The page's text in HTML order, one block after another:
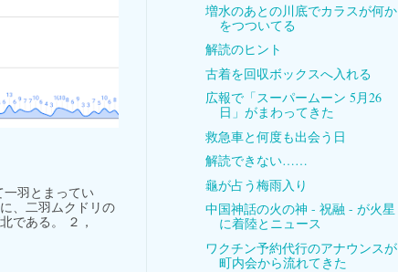
羽とまってい
、二羽ムクドリの
である。 ２，
増水のあとの川底でカラスが何か
をつついてる
解読のヒント
古着を回収ボックスへ入れる
広報で「スーパームーン 5月26
日」がまわってきた
救急車と何度も出会う日
解読できない……
龜が占う梅雨入り
中国神話の火の神 - 祝融 - が火星
に着陸とニュース
ワクチン予約代行のアナウンスが
町内会から流れてきた